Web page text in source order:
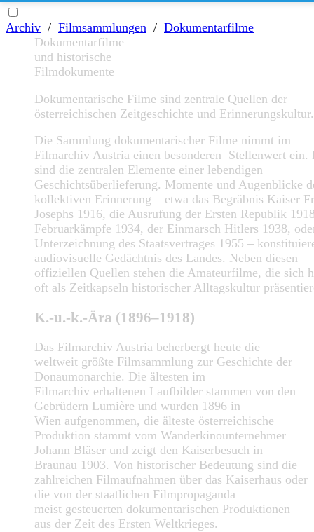
Archiv / Filmsammlungen / Dokumentarfilme
Dokumentarfilme
und historische
Filmdokumente
Dokumentarische Filme sind zentrale Quellen der
österreichischen Zeitgeschichte und Erinnerungskultur.
Die Sammlung dokumentarischer Filme nimmt im
Filmarchiv Austria einen besonderen Stellenwert ein.
sind die zentralen Elemente einer lebendigen
Geschichtsüberlieferung. Momente und Augenblicke
kollektiven Erinnerung – etwa das Begräbnis Kaiser
Josephs 1916, die Ausrufung der Ersten Republik
Februarkämpfe 1934, der Einmarsch Hitlers 1938,
Unterzeichnung des Staatsvertrages 1955 –
audiovisuelle Gedächtnis des Landes. Neben diesen
offiziellen Quellen stehen die Amateurfilme, die sich
oft als Zeitkapseln historischer Alltagskultur
K.-u.-k.-Ära (1896–1918)
Das Filmarchiv Austria beherbergt heute die
weltweit größte Filmsammlung zur Geschichte der
Donaumonarchie. Die ältesten im
Filmarchiv erhaltenen Laufbilder stammen von den
Gebrüdern Lumière und wurden 1896 in
Wien aufgenommen, die älteste österreichische
Produktion stammt vom Wanderkinounternehmer
Johann Bläser und zeigt den Kaiserbesuch in
Braunau 1903. Von historischer Bedeutung sind die
zahlreichen Filmaufnahmen über das Kaiserhaus oder
die von der staatlichen Filmpropaganda
meist gesteuerten dokumentarischen Produktionen
aus der Zeit des Ersten Weltkrieges.